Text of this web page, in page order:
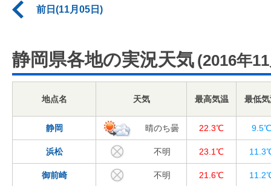
前日(11月05日)
静岡県各地の実況天気 (2016年
地点名 天気 最高気温 最低
静岡 晴のち曇 22.3℃ 9.5℃
浜松 不明 23.1℃
御前崎 不明 21.6℃